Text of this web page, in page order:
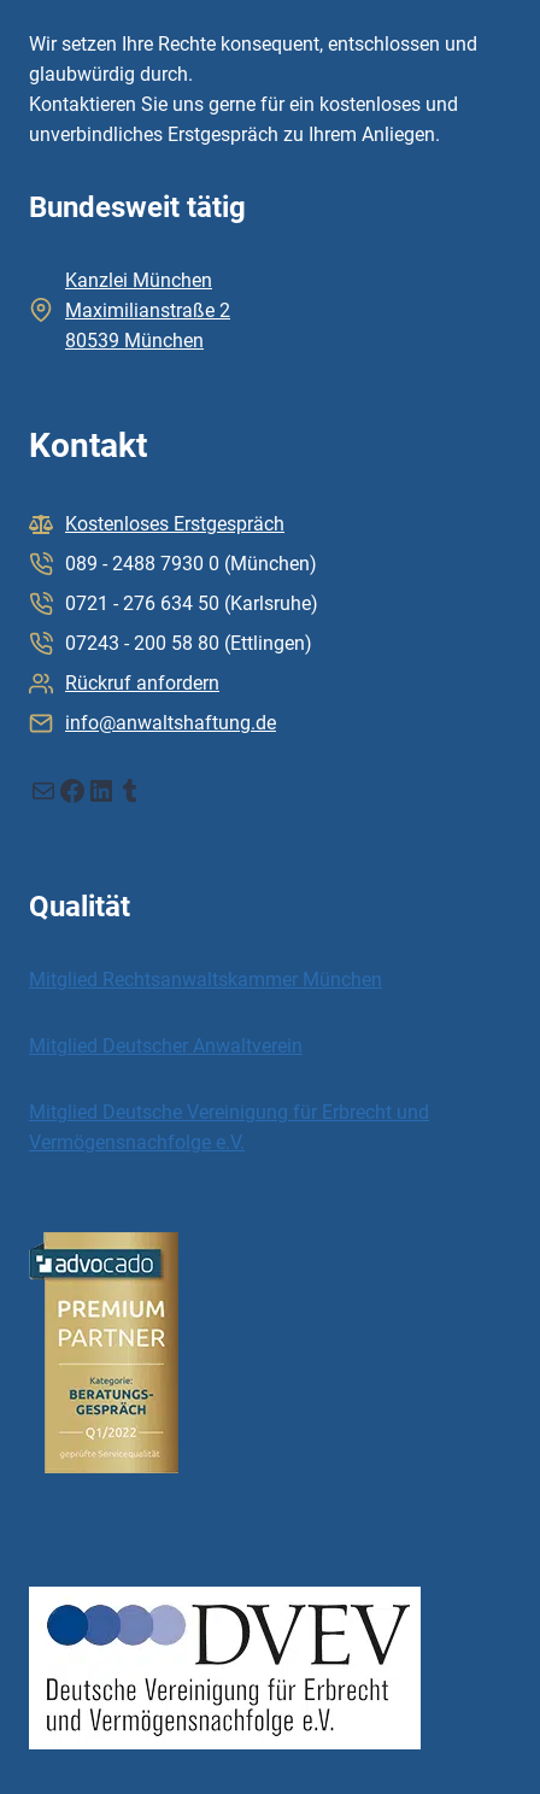
Wir setzen Ihre Rechte konsequent, entschlossen und
glaubwürdig durch.
Kontaktieren Sie uns gerne für ein kostenloses und
unverbindliches Erstgespräch zu Ihrem Anliegen.
Bundesweit tätig
Kanzlei München
Maximilianstraße 2
80539 München
Kontakt
Kostenloses Erstgespräch
089 - 2488 7930 0 (München)
0721 - 276 634 50 (Karlsruhe)
07243 - 200 58 80 (Ettlingen)
Rückruf anfordern
info@anwaltshaftung.de
E-MailFacebook
LinkedIn
Tumblr
Qualität
Mitglied Rechtsanwaltskammer München
Mitglied Deutscher Anwaltverein
Mitglied Deutsche Vereinigung für Erbrecht und
Vermögensnachfolge e.V.